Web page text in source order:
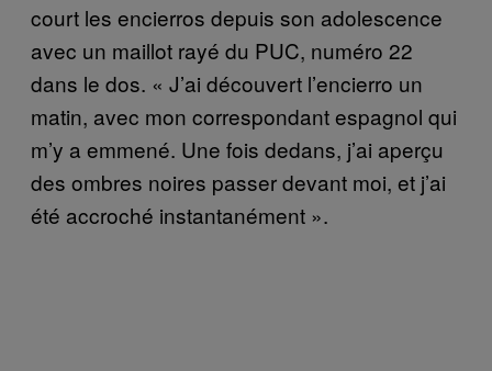
court les encierros depuis son adolescence
avec un maillot rayé du PUC, numéro 22
dans le dos. « J’ai découvert l’encierro un
matin, avec mon correspondant espagnol qui
m’y a emmené. Une fois dedans, j’ai aperçu
des ombres noires passer devant moi, et j’ai
été accroché instantanément ».